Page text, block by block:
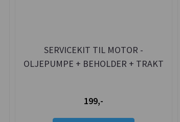
SERVICEKIT TIL MOTOR -
OLJEPUMPE + BEHOLDER + TRAKT
199,-